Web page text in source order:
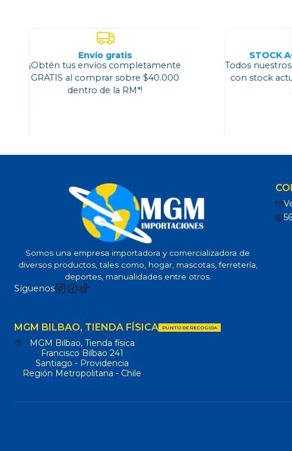
Envío gratis
¡Obtén tus envíos completamente
GRATIS al comprar sobre $40.000
dentro de la RM*!
STOCK
Todos
con stock
Somos una empresa importadora y comercializadora de
diversos productos, tales como, hogar, mascotas, ferretería,
deportes, manualidades entre otros.
Síguenos
MGM BILBAO, TIENDA FÍSICA PUNTO DE RECOGIDA
MGM Bilbao, Tienda física
Francisco Bilbao 241
Santiago - Providencia
Región Metropolitana - Chile